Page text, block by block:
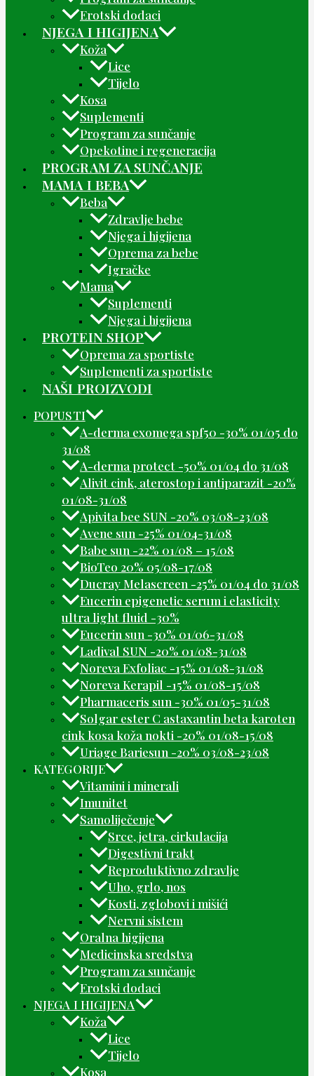
Erotski dodaci
NJEGA I HIGIJENA
Koža
Lice
Tijelo
Kosa
Suplementi
Program za sunčanje
Opekotine i regeneracija
PROGRAM ZA SUNČANJE
MAMA I BEBA
Beba
Zdravlje bebe
Njega i higijena
Oprema za bebe
Igračke
Mama
Suplementi
Njega i higijena
PROTEIN SHOP
Oprema za sportiste
Suplementi za sportiste
NAŠI PROIZVODI
POPUSTI
A-derma exomega spf50 -30% 01/05 do
31/08
A-derma protect -50% 01/04 do 31/08
Alivit cink, aterostop i antiparazit -20%
01/08-31/08
Apivita bee SUN -20% 03/08-23/08
Avene sun -25% 01/04-31/08
Babe sun -22% 01/08 – 15/08
BioTeo 20% 05/08-17/08
Ducray Melascreen -25% 01/04 do 31/08
Eucerin epigenetic serum i elasticity
ultra light fluid -30%
Eucerin sun -30% 01/06-31/08
Ladival SUN -20% 01/08-31/08
Noreva Exfoliac -15% 01/08-31/08
Noreva Kerapil -15% 01/08-15/08
Pharmaceris sun -30% 01/05-31/08
Solgar ester C astaxantin beta karoten
cink kosa koža nokti -20% 01/08-15/08
Uriage Bariesun -20% 03/08-23/08
KATEGORIJE
Vitamini i minerali
Imunitet
Samoliječenje
Srce, jetra, cirkulacija
Digestivni trakt
Reproduktivno zdravlje
Uho, grlo, nos
Kosti, zglobovi i mišići
Nervni sistem
Oralna higijena
Medicinska sredstva
Program za sunčanje
Erotski dodaci
NJEGA I HIGIJENA
Koža
Lice
Tijelo
Kosa